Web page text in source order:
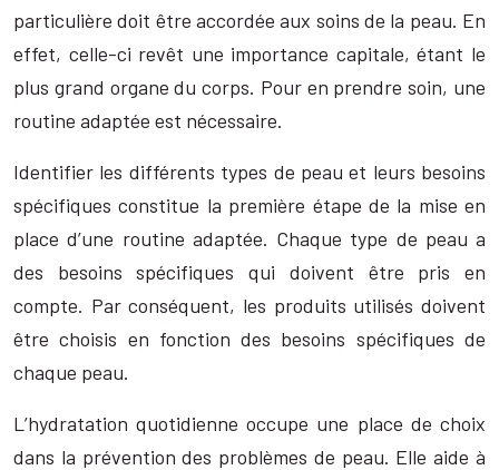
particulière doit être accordée aux soins de la peau. En
effet, celle-ci revêt une importance capitale, étant le
plus grand organe du corps. Pour en prendre soin, une
routine adaptée est nécessaire.
Identifier les différents types de peau et leurs besoins
spécifiques constitue la première étape de la mise en
place d’une routine adaptée. Chaque type de peau a
des besoins spécifiques qui doivent être pris en
compte. Par conséquent, les produits utilisés doivent
être choisis en fonction des besoins spécifiques de
chaque peau.
L’hydratation quotidienne occupe une place de choix
dans la prévention des problèmes de peau. Elle aide à